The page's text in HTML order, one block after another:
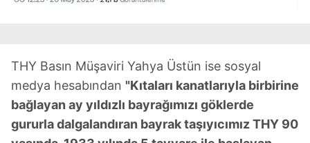
Metnimiziziyaret edebilirsiniz.
6698 sayılı Kişisel Verilerin Korunması Kanunu uyarınca
hazırlanmış Aydınlatma Metnimizi okumak ve sitemizde
ilgili mevzuata uygun olarak kullanılan çerezlerle ilgili bilgi
THY Basın Müşaviri Yahya Üstün ise sosyal
medya hesabından "Kıtaları kanatlarıyla birbirine
bağlayan ay yıldızlı bayrağımızı göklerde
gururla dalgalandıran bayrak taşıyıcımız THY 90